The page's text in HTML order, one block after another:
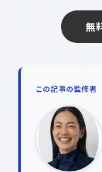
無
この記事の監修者